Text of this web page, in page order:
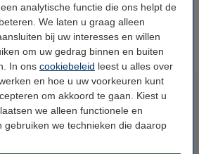
analytische functie die ons helpt de
We laten u graag alleen
bij uw interesses en willen
om uw gedrag binnen en buiten
In ons cookiebeleid leest u alles over
en hoe u uw voorkeuren kunt
om akkoord te gaan. Kiest u
we alleen functionele en
gebruiken we technieken die daarop
producten